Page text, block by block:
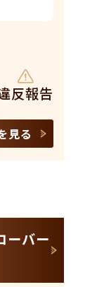
反報告
見る
バー